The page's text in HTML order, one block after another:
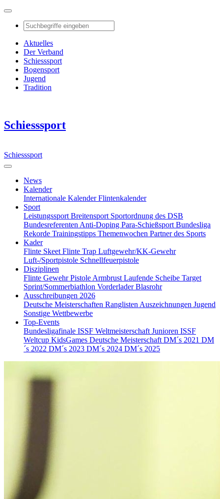
Aktuelles
Der Verband
Schiesssport
Bogensport
Jugend
Tradition
Schiesssport
Schiesssport
News
Kalender
Internationale KalenderFlintenkalender
Sport
Leistungssport Breitensport Sportordnung des DSB
Bundesreferenten Anti-Doping Para-Schießsport Bundesliga
Rekorde Trainingstipps Themenwochen Partner des Sports
Kader
Flinte Skeet Flinte Trap Luftgewehr/KK-Gewehr
Luft-/Sportpistole Schnellfeuerpistole
Disziplinen
Flinte GewehrPistole Armbrust Laufende Scheibe Target
Sprint/Sommerbiathlon VorderladerBlasrohr
Ausschreibungen 2026
Deutsche Meisterschaften Ranglisten Auszeichnungen Jugend
Sonstige Wettbewerbe
Top-Events
Bundesligafinale ISSF Weltmeisterschaft Junioren ISSF
Weltcup KidsGames Deutsche Meisterschaft DM´s 2021 DM
´s 2022 DM´s 2023 DM´s 2024 DM´s 2025